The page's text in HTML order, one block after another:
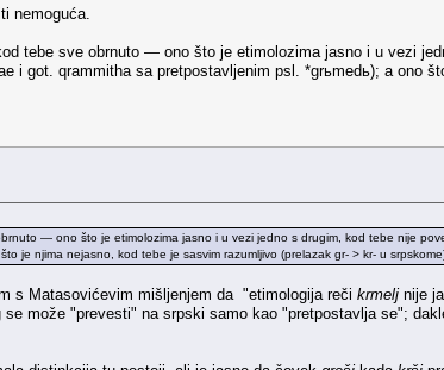
nemoguća.
tebe sve obrnuto — ono što je etimolozima jasno i u vezi
i got. qrammitha sa pretpostavljenim psl. *grьmedь); a ono
— ono što je etimolozima jasno i u vezi jedno s drugim, kod tebe nije
je njima nejasno, kod tebe je sasvim razumljivo (prelazak gr- > kr- u
s Matasovićevim mišljenjem da "etimologija reči krmelj nije
može "prevesti" na srpski samo kao "pretpostavlja se";